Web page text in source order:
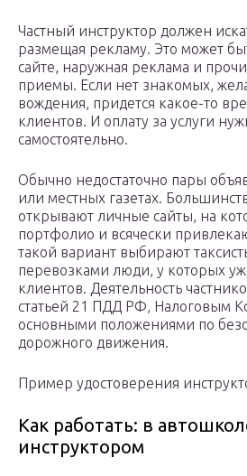
Частный инструктор должен
размещая рекламу. Это может
сайте, наружная реклама и
приемы. Если нет знакомых,
вождения, придется какое-то
клиентов. И оплату за услуги
самостоятельно.
Обычно недостаточно пары
или местных газетах.
открывают личные сайты, на
портфолио и всячески
такой вариант выбирают
перевозками люди, у которых
клиентов. Деятельность
статьей 21 ПДД РФ, Налоговым
основными положениями по
дорожного движения.
Пример удостоверения
Как работать: в
инструктором